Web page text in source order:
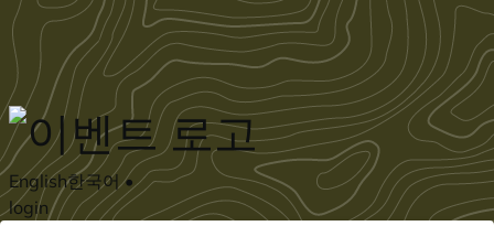
Skip to main content
English한국어•
login